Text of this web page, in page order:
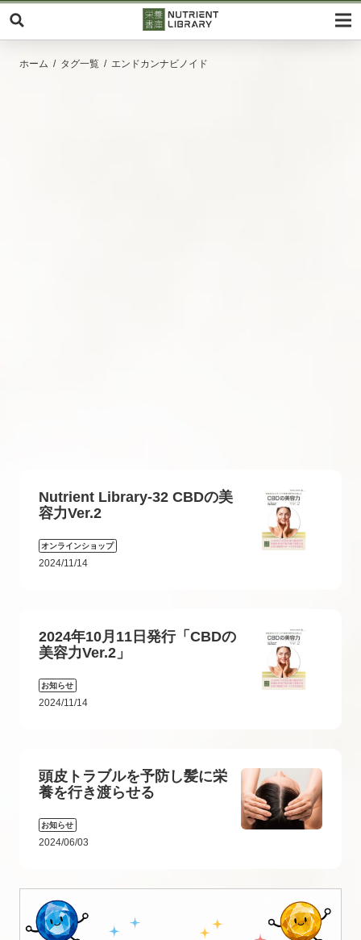
ホーム タグ一覧 エンドカンナビノイド
Nutrient Library-32 CBDの美
容力Ver.2
オンラインショップ
2024/11/14
2024年10月11日発行「CBDの
美容力Ver.2」
お知らせ
2024/11/14
頭皮トラブルを予防し髪に栄
養を行き渡らせる
お知らせ
2024/06/03